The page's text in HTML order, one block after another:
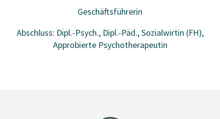
Geschäftsführerin
Abschluss: Dipl.-Psych., Dipl.-Päd., Sozialwirtin (FH),
Approbierte Psychotherapeutin